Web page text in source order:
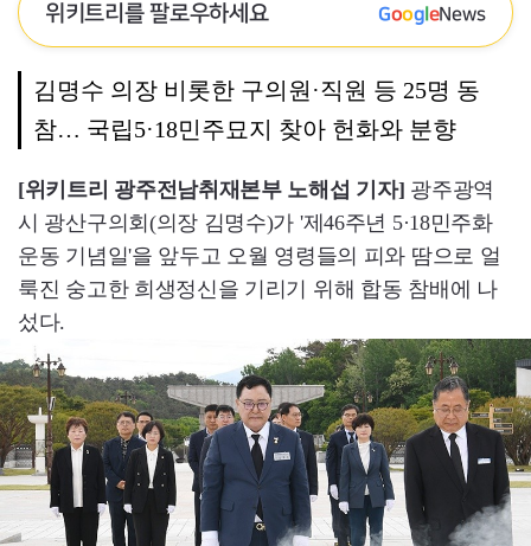
위키트리를 팔로우하세요 GoogleNews
김명수 의장 비롯한 구의원·직원 등 25명 동
참… 국립5·18민주묘지 찾아 헌화와 분향
[위키트리 광주전남취재본부 노해섭 기자] 광주광역
시 광산구의회(의장 김명수)가 '제46주년 5·18민주화
운동 기념일'을 앞두고 오월 영령들의 피와 땀으로 얼
룩진 숭고한 희생정신을 기리기 위해 합동 참배에 나
섰다.